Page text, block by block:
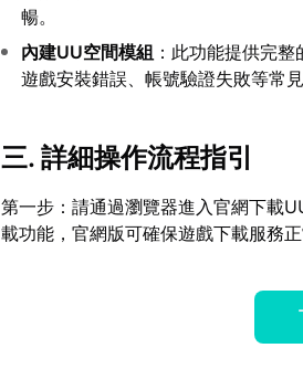
暢。
內建UU空間模組 ：此功能提供完
遊戲安裝錯誤、帳號驗證失敗等常見
三. 詳細操作流程指引
第一步：請通過瀏覽器進入官網下載
載功能，官網版可確保遊戲下載服務正